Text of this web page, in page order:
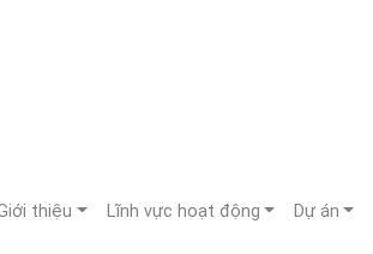
thiệu Lĩnh vực hoạt động Dự án